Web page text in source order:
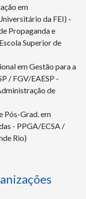
em
da FEI) -
Propaganda e
Superior de
em Gestão para a
/ FGV/EAESP -
de
Pós-Grad. em
- PPGA/ECSA /
Rio)